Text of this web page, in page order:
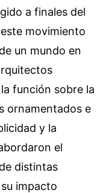
a finales del
movimiento
un mundo en
función sobre la
ornamentados e
y la
el
distintas
impacto